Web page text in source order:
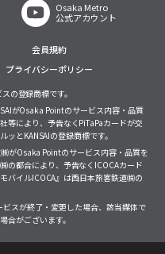
Osaka Metro
公式アカウント
会員規約
プライバシーポリシー
の登録商標です。
がOsaka Pointのサービス内容・品質
等により、予告なくPiTaPaカードが交
とKANSAIの登録商標です。
がOsaka Pointのサービス内容・品質を
の都合により、予告なくICOCAカード
バイルICOCA』は西日本旅客鉄道㈱の
スが終了・変更した場合、該当媒体で
合がございます。